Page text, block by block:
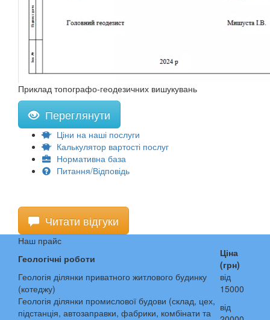
Приклад топографо-геодезичних вишукувань
Переглянути
Ціни на наші послуги
Калькулятор вартості послуг
Нормативна база
Питання/Відповідь
Читати відгуки
Наш прайс
Геологічні роботи
Ціна
(грн)
Геологія ділянки приватного житлового будинку
(котеджу)
від
15000
Геологія ділянки промислової будови (склад, цех,
підстанція, автозаправки, фабрики, комбінати та
від